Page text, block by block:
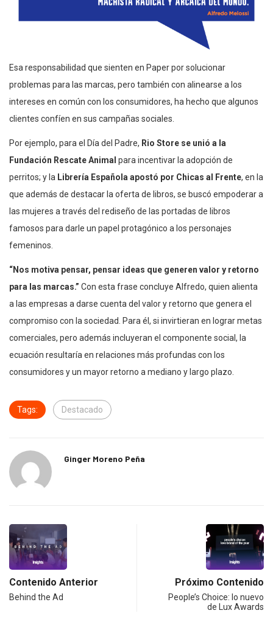
Esa responsabilidad que sienten en Paper por solucionar
problemas para las marcas, pero también con alinearse a los
intereses en común con los consumidores, ha hecho que algunos
clientes confíen en sus campañas sociales.
Por ejemplo, para el Día del Padre, Rio Store se unió a la
Fundación Rescate Animal para incentivar la adopción de
perritos; y la Librería Española apostó por Chicas al Frente, en la
que además de destacar la oferta de libros, se buscó empoderar a
las mujeres a través del rediseño de las portadas de libros
famosos para darle un papel protagónico a los personajes
femeninos.
“Nos motiva pensar, pensar ideas que generen valor y retorno
para las marcas.” Con esta frase concluye Alfredo, quien alienta
a las empresas a darse cuenta del valor y retorno que genera el
compromiso con la sociedad. Para él, si invirtieran en lograr metas
comerciales, pero además incluyeran el componente social, la
ecuación resultaría en relaciones más profundas con los
consumidores y un mayor retorno a mediano y largo plazo.
Tags: Destacado
Ginger Moreno Peña
Contenido Anterior
Behind the Ad
Próximo Contenido
People’s Choice: lo nuevo
de Lux Awards